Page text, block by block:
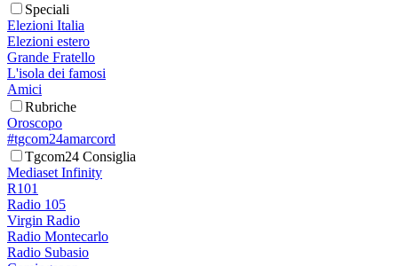
Speciali
Elezioni Italia
Elezioni estero
Grande Fratello
L'isola dei famosi
Amici
Rubriche
Oroscopo
#tgcom24amarcord
Tgcom24 Consiglia
Mediaset Infinity
R101
Radio 105
Virgin Radio
Radio Montecarlo
Radio Subasio